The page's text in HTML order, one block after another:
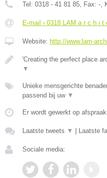
Tel: 0318 - 41 81 85, Fax: -,
E-mail › 0318 LAM a r c h i t
Website: http://www.lam-
'Creating the perfect place
▼
Unieke mensgerichte
passend bij uw ▼
Er wordt gewerkt op
Laatste tweets ▼ Laatste
Sociale media: